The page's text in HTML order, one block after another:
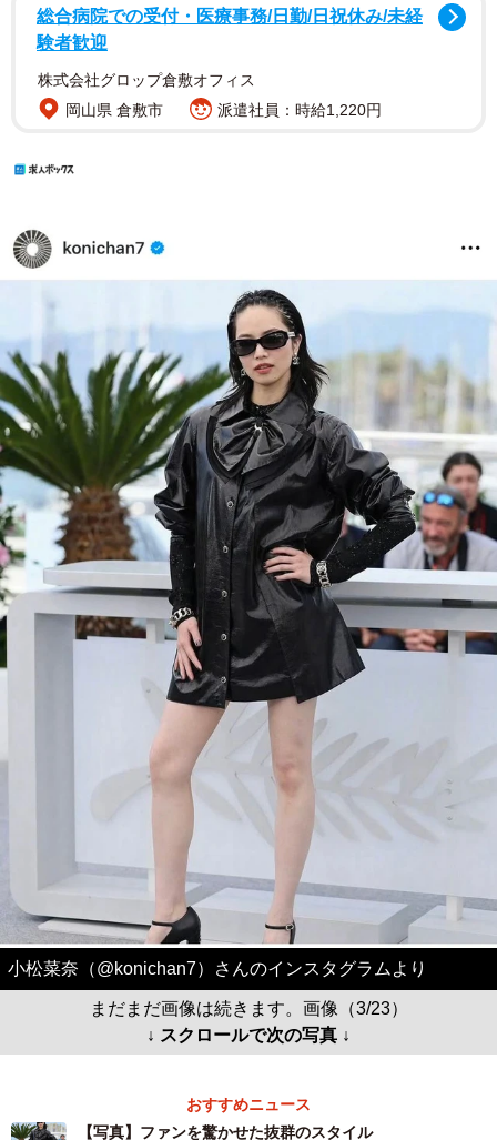
総合病院での受付・医療事務/日勤/日祝休み/未経
験者歓迎
株式会社グロップ倉敷オフィス
岡山県 倉敷市
派遣社員：時給1,220円
小松菜奈（@konichan7）さんのインスタグラムより
まだまだ画像は続きます。画像（3/23）
↓ スクロールで次の写真 ↓
おすすめニュース
【写真】ファンを驚かせた抜群のスタイル